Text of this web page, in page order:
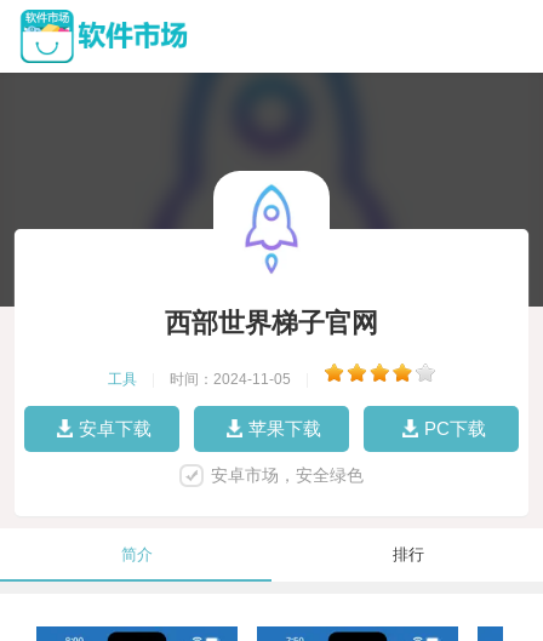
西部世界梯子官网
工具 时间：2024-11-05
安卓下载 苹果下载 PC下载
安卓市场，安全绿色
简介 排行